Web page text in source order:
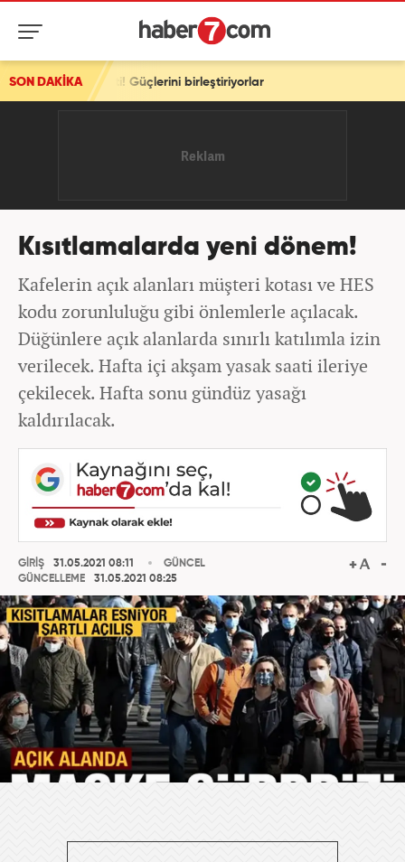
SON DAKİKA
Güçlerini birleştiriyorlar
Kısıtlamalarda yeni dönem!
Kafelerin açık alanları müşteri kotası ve HES
kodu zorunluluğu gibi önlemlerle açılacak.
Düğünlere açık alanlarda sınırlı katılımla izin
verilecek. Hafta içi akşam yasak saati ileriye
çekilecek. Hafta sonu gündüz yasağı
kaldırılacak.
GİRİŞ
31.05.2021 08:11
GÜNCELLEME
31.05.2021 08:25
GÜNCEL